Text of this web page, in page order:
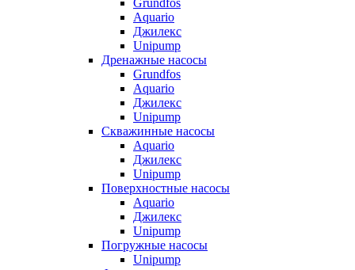
Grundfos
Aquario
Джилекс
Unipump
Дренажные насосы
Grundfos
Aquario
Джилекс
Unipump
Скважинные насосы
Aquario
Джилекс
Unipump
Поверхностные насосы
Aquario
Джилекс
Unipump
Погружные насосы
Unipump